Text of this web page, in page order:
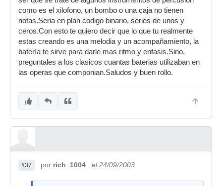
como es el xilofono, un bombo o una caja no tienen
notas.Seria en plan codigo binario, series de unos y
ceros.Con esto te quiero decir que lo que tu realmente
estas creando es una melodia y un acompañamiento, la
batería te sirve para darle mas ritmo y enfasis.Sino,
preguntales a los clasicos cuantas baterias utilizaban en
las operas que componian.Saludos y buen rollo.
#37 por rich_1004_ el 24/09/2003